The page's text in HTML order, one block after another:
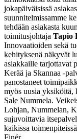
jokapäiväisissä
suunnitelmissamme
tehdään asiakasta
toimitusjohtaja Tapio
Innovaatioiden sekä
kehityksenä näkyvät
asiakkaille tarjottavat
Kerää ja Skannaa -
panostaneet
myös uusia yksiköitä,
Sale Nummela.
Lohjan, Nummelan,
sujuvoittavia
kaikissa
Finér.